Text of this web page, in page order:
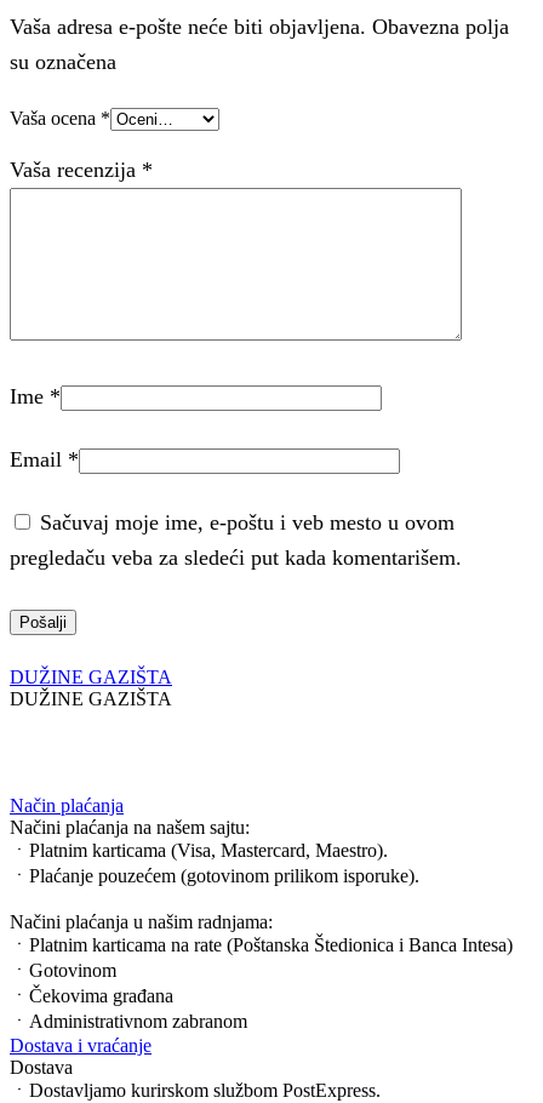
Vaša adresa e-pošte neće biti objavljena. Obavezna polja
su označena
Vaša ocena *
Vaša recenzija *
Ime *
Email *
Sačuvaj moje ime, e-poštu i veb mesto u ovom
pregledaču veba za sledeći put kada komentarišem.
DUŽINE GAZIŠTA
DUŽINE GAZIŠTA
Način plaćanja
Načini plaćanja na našem sajtu:
ㆍPlatnim karticama (Visa, Mastercard, Maestro).
ㆍPlaćanje pouzećem (gotovinom prilikom isporuke).
Načini plaćanja u našim radnjama:
ㆍPlatnim karticama na rate (Poštanska Štedionica i Banca Intesa)
ㆍGotovinom
ㆍČekovima građana
ㆍAdministrativnom zabranom
Dostava i vraćanje
Dostava
ㆍDostavljamo kurirskom službom PostExpress.